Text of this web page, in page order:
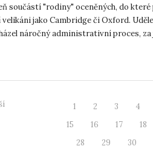
součástí "rodiny" oceněných, do
jako Cambridge či Oxford.
náročný administrativní proces, za
1 2 3 4
15
16 17 18
28
29 30